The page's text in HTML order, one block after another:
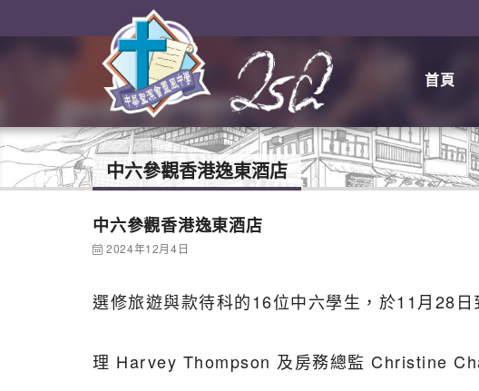
首頁
中六參觀香港逸東酒店
中六參觀香港逸東酒店
2024年12月4日
選修旅遊與款待科的16位中六學生， 於11月28日
理 Harvey Thompson 及房務總監 Christine